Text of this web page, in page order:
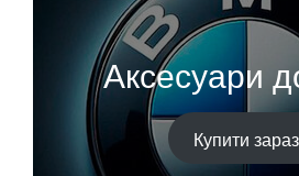
Аксесуари
Купити зараз